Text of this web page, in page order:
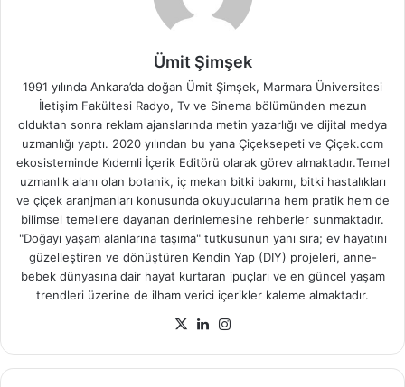
Ümit Şimşek
1991 yılında Ankara’da doğan Ümit Şimşek, Marmara Üniversitesi
İletişim Fakültesi Radyo, Tv ve Sinema bölümünden mezun
olduktan sonra reklam ajanslarında metin yazarlığı ve dijital medya
uzmanlığı yaptı. 2020 yılından bu yana Çiçeksepeti ve Çiçek.com
ekosisteminde Kıdemli İçerik Editörü olarak görev almaktadır.Temel
uzmanlık alanı olan botanik, iç mekan bitki bakımı, bitki hastalıkları
ve çiçek aranjmanları konusunda okuyucularına hem pratik hem de
bilimsel temellere dayanan derinlemesine rehberler sunmaktadır.
"Doğayı yaşam alanlarına taşıma" tutkusunun yanı sıra; ev hayatını
güzelleştiren ve dönüştüren Kendin Yap (DIY) projeleri, anne-
bebek dünyasına dair hayat kurtaran ipuçları ve en güncel yaşam
trendleri üzerine de ilham verici içerikler kaleme almaktadır.
X LinkedIn